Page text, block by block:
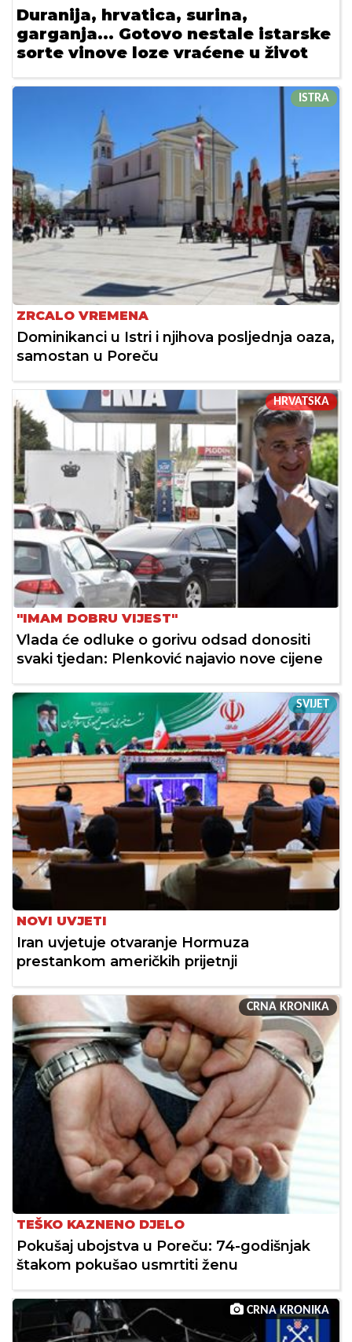
Duranija, hrvatica, surina,
garganja... Gotovo nestale istarske
sorte vinove loze vraćene u život
ISTRA
ZRCALO VREMENA
Dominikanci u Istri i njihova posljednja oaza,
samostan u Poreču
HRVATSKA
"IMAM DOBRU VIJEST"
Vlada će odluke o gorivu odsad donositi
svaki tjedan: Plenković najavio nove cijene
SVIJET
NOVI UVJETI
Iran uvjetuje otvaranje Hormuza
prestankom američkih prijetnji
CRNA KRONIKA
TEŠKO KAZNENO DJELO
Pokušaj ubojstva u Poreču: 74-godišnjak
štakom pokušao usmrtiti ženu
CRNA KRONIKA